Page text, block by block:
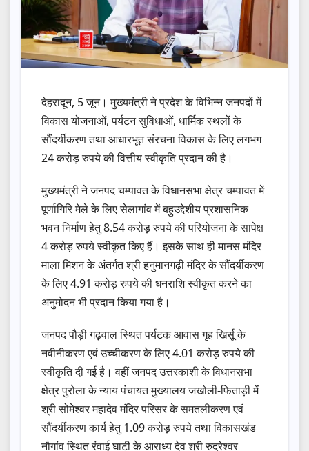
देहरादून, 5 जून। मुख्यमंत्री ने प्रदेश के विभिन्न जनपदों में
विकास योजनाओं, पर्यटन सुविधाओं, धार्मिक स्थलों के
सौंदर्यीकरण तथा आधारभूत संरचना विकास के लिए लगभग
24 करोड़ रुपये की वित्तीय स्वीकृति प्रदान की है।
मुख्यमंत्री ने जनपद चम्पावत के विधानसभा क्षेत्र चम्पावत में
पूर्णागिरि मेले के लिए सेलागांव में बहुउद्देशीय प्रशासनिक
भवन निर्माण हेतु 8.54 करोड़ रुपये की परियोजना के सापेक्ष
4 करोड़ रुपये स्वीकृत किए हैं। इसके साथ ही मानस मंदिर
माला मिशन के अंतर्गत श्री हनुमानगढ़ी मंदिर के सौंदर्यीकरण
के लिए 4.91 करोड़ रुपये की धनराशि स्वीकृत करने का
अनुमोदन भी प्रदान किया गया है।
जनपद पौड़ी गढ़वाल स्थित पर्यटक आवास गृह खिर्सू के
नवीनीकरण एवं उच्चीकरण के लिए 4.01 करोड़ रुपये की
स्वीकृति दी गई है। वहीं जनपद उत्तरकाशी के विधानसभा
क्षेत्र पुरोला के न्याय पंचायत मुख्यालय जखोली-फिताड़ी में
श्री सोमेश्वर महादेव मंदिर परिसर के समतलीकरण एवं
सौंदर्यीकरण कार्य हेतु 1.09 करोड़ रुपये तथा विकासखंड
नौगांव स्थित रंवाई घाटी के आराध्य देव श्री रुद्रेश्वर